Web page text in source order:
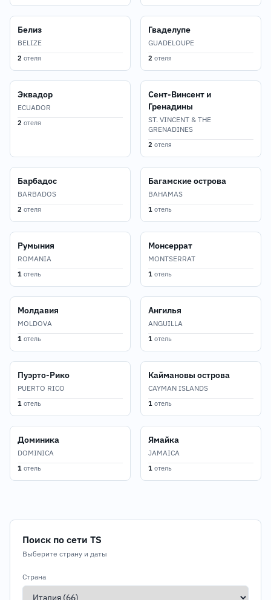
Белиз
BELIZE
2 отеля
Гваделупе
GUADELOUPE
2 отеля
Эквадор
ECUADOR
2 отеля
Сент-Винсент и
Гренадины
ST. VINCENT & THE
GRENADINES
2 отеля
Барбадос
BARBADOS
2 отеля
Багамские острова
BAHAMAS
1 отель
Румыния
ROMANIA
1 отель
Монсеррат
MONTSERRAT
1 отель
Молдавия
MOLDOVA
1 отель
Ангилья
ANGUILLA
1 отель
Пуэрто-Рико
PUERTO RICO
1 отель
Каймановы острова
CAYMAN ISLANDS
1 отель
Доминика
DOMINICA
1 отель
Ямайка
JAMAICA
1 отель
Поиск по сети TS
Выберите страну и даты
Страна